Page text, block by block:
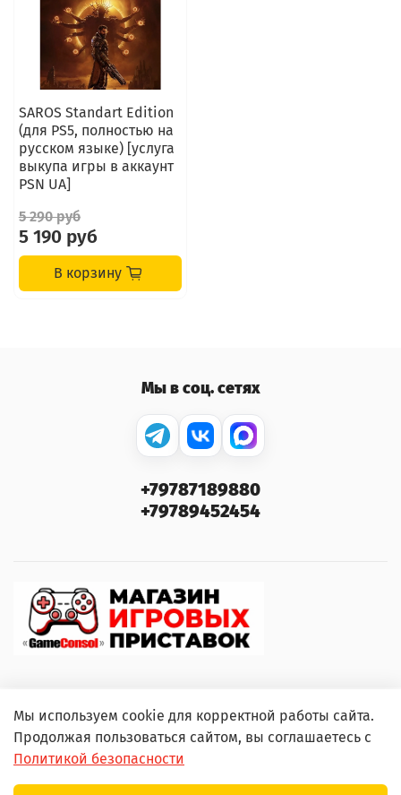
SAROS Standart Edition
(для PS5, полностью на
русском языке) [услуга
выкупа игры в аккаунт
PSN UA]
5 290 руб
5 190 руб
В корзину
Мы в соц. сетях
+79787189880
+79789452454
© 2000–2026 GameConsol. Любое использование
контента без письменного разрешения запрещено.
Мы используем cookie для корректной работы сайта.
Продолжая пользоваться сайтом, вы соглашаетесь с
Политикой безопасности